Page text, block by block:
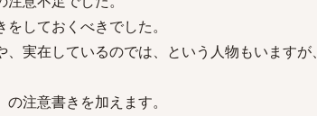
しておくべきでした。
実在しているのでは、という人物もいますが、
注意書きを加えます。